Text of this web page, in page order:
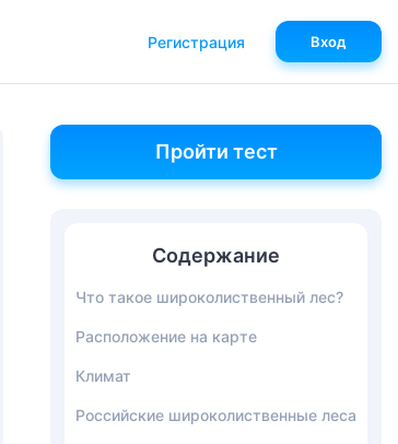
Пройти тест
Содержание
Что такое широколиственный лес?
Расположение на карте
Климат
Российские широколиственные леса
Регистрация Вход